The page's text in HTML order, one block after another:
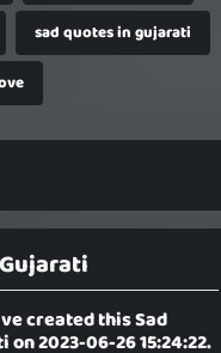
sad quotes in gujarati
created thisSad
on 2023-06-26 15:24:22.